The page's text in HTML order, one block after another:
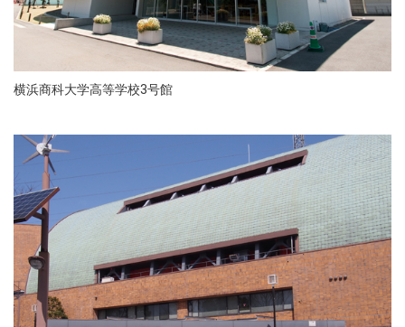
横浜商科大学高等学校3号館